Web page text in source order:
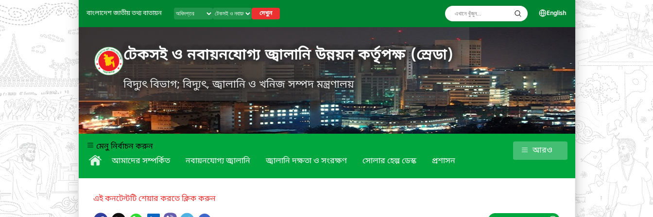
বাংলাদেশ জাতীয় তথ্য বাতায়ন দেখুন English
টেকসই ও নবায়নযোগ্য জ্বালানি উন্নয়ন কর্তৃপক্ষ (স্রেডা)
বিদ্যুৎ বিভাগ; বিদ্যুৎ, জ্বালানি ও খনিজ সম্পদ মন্ত্রণালয়
মেনু নির্বাচন করুন
আমাদের সম্পর্কিত
নবায়নযোগ্য জ্বালানি জ্বালানি দক্ষতা ও সংরক্ষণ সোলার হেল্প ডেস্ক প্রশাসন
আরও
এই কনটেন্টটি শেয়ার করতে ক্লিক করুন